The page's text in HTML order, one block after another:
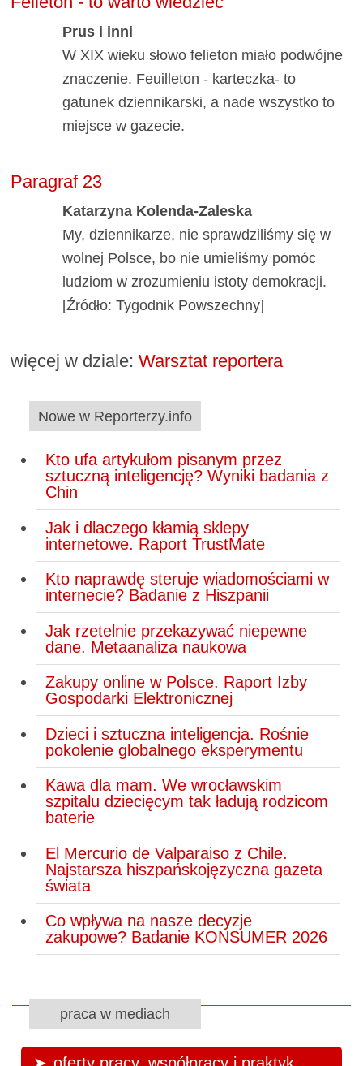
Prus i inni
W XIX wieku słowo felieton miało podwójne
znaczenie. Feuilleton - karteczka- to
gatunek dziennikarski, a nade wszystko to
miejsce w gazecie.
Paragraf 23
Katarzyna Kolenda-Zaleska
My, dziennikarze, nie sprawdziliśmy się w
wolnej Polsce, bo nie umieliśmy pomóc
ludziom w zrozumieniu istoty demokracji.
[Źródło: Tygodnik Powszechny]
więcej w dziale:Warsztat reportera
Nowe w Reporterzy.info
Kto ufa artykułom pisanym przez
sztuczną inteligencję? Wyniki badania z
Chin
Jak i dlaczego kłamią sklepy
internetowe. Raport TrustMate
Kto naprawdę steruje wiadomościami w
internecie? Badanie z Hiszpanii
Jak rzetelnie przekazywać niepewne
dane. Metaanaliza naukowa
Zakupy online w Polsce. Raport Izby
Gospodarki Elektronicznej
Dzieci i sztuczna inteligencja. Rośnie
pokolenie globalnego eksperymentu
Kawa dla mam. We wrocławskim
szpitalu dziecięcym tak ładują rodzicom
baterie
El Mercurio de Valparaiso z Chile.
Najstarsza hiszpańskojęzyczna gazeta
świata
Co wpływa na nasze decyzje
zakupowe? Badanie KONSUMER 2026
praca w mediach